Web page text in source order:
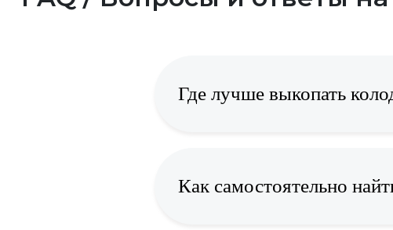
Где лучше выкопать
Как самостоятельно